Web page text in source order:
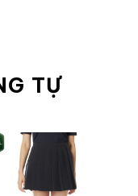
TỰ